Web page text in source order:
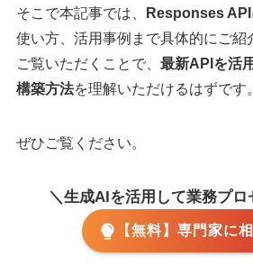
そこで本記事では、 Responses API
使い方、活用事例まで具体的にご紹
ご覧いただくことで、 最新APIを活
構築方法を理解いただけるはずです。
ぜひご覧ください。
＼生成AIを活用して業務プロ
【無料】専門家に